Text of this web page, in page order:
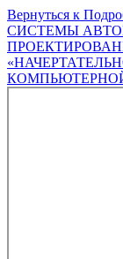
Вернуться к
СИСТЕМЫ